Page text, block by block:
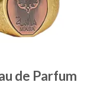
de Parfum